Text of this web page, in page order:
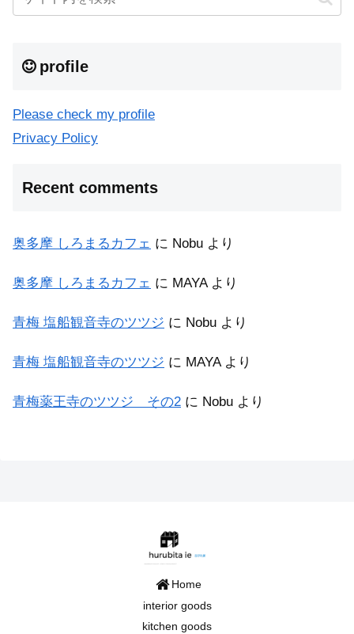
profile
Please check my profile
Privacy Policy
Recent comments
奥多摩 しろまるカフェ に Nobu より
奥多摩 しろまるカフェ に MAYAより
青梅 塩船観音寺のツツジ に Nobu より
青梅 塩船観音寺のツツジ に MAYAより
青梅薬王寺のツツジ その2 に Nobu より
Home
interior goods
kitchen goods